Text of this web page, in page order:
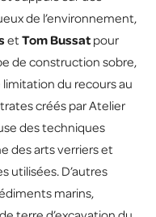
de l’environnement,
et Tom Bussat pour
de construction sobre,
du recours au
créés par Atelier
des techniques
des arts verriers et
utilisées. D’autres
marins,